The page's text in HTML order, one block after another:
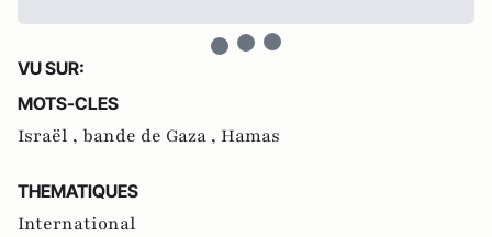
VU SUR:
MOTS-CLES
Israël , bande de Gaza , Hamas
THEMATIQUES
International